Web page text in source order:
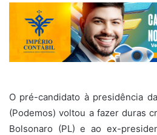
O pré-candidato à presidência
(Podemos) voltou a fazer duras
Bolsonaro (PL) e ao ex-